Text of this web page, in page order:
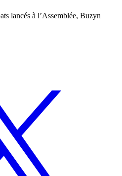
lancés à l’Assemblée, Buzyn